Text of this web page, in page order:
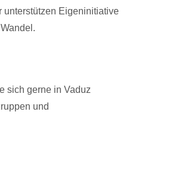
unterstützen Eigeninitiative
sich gerne in Vaduz
und